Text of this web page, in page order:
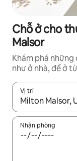
Chỗ ở cho
Malsor
Khám phá
như ở nhà, để ở
Vị trí
Khi có kết quả,
Nhận phòng